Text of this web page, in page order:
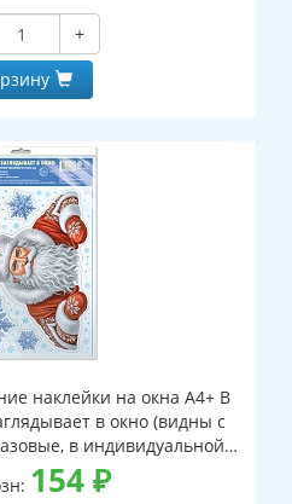
+
наклейки на окна А4+ В
в окно (видны с
в индивидуальной
и клеевым клапаном)
154₽